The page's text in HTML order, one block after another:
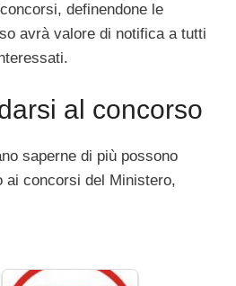
definendone le
avrà valore di notifica a tutti
al concorso
saperne di più possono
concorsi del Ministero,